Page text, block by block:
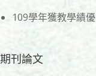
109學年獲教學績
期刊論文